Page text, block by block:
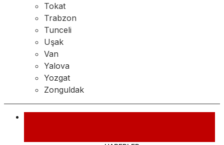
Tokat
Trabzon
Tunceli
Uşak
Van
Yalova
Yozgat
Zonguldak